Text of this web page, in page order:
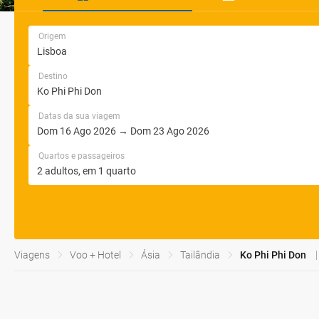
Origem
Destino
Datas da sua viagem
Quartos e passageiros
Viagens Voo + Hotel Ásia Tailândia Ko Phi Phi Don